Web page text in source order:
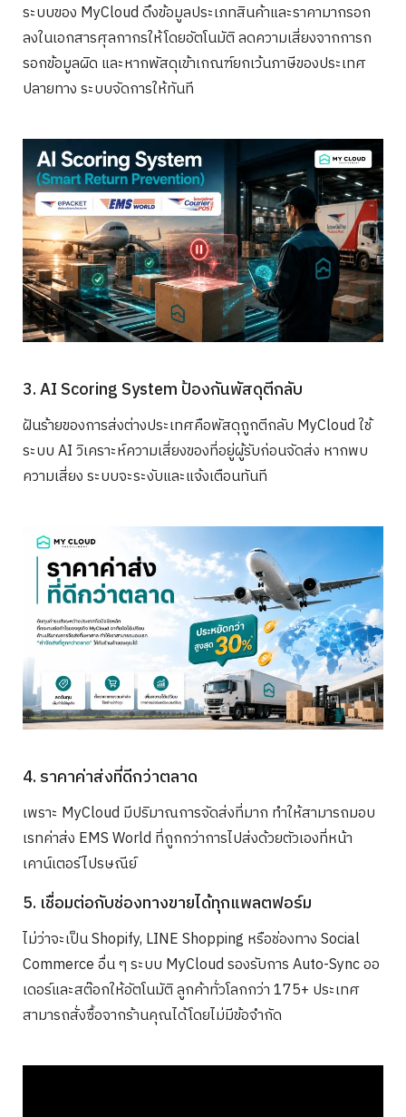
ระบบของ MyCloud ดึงข้อมูลประเภทสินค้าและราคามากรอก
ลงในเอกสารศุลกากรให้โดยอัตโนมัติ ลดความเสี่ยงจากการก
รอกข้อมูลผิด และหากพัสดุเข้าเกณฑ์ยกเว้นภาษีของประเทศ
ปลายทาง ระบบจัดการให้ทันที
3. AI Scoring System ป้องกันพัสดุตีกลับ
ฝันร้ายของการส่งต่างประเทศคือพัสดุถูกตีกลับ MyCloud ใช้
ระบบ AI วิเคราะห์ความเสี่ยงของที่อยู่ผู้รับก่อนจัดส่ง หากพบ
ความเสี่ยง ระบบจะระงับและแจ้งเตือนทันที
4. ราคาค่าส่งที่ดีกว่าตลาด
เพราะ MyCloud มีปริมาณการจัดส่งที่มาก ทำให้สามารถมอบ
เรทค่าส่ง EMS World ที่ถูกกว่าการไปส่งด้วยตัวเองที่หน้า
เคาน์เตอร์ไปรษณีย์
5. เชื่อมต่อกับช่องทางขายได้ทุกแพลตฟอร์ม
ไม่ว่าจะเป็น Shopify, LINE Shopping หรือช่องทาง Social
Commerce อื่น ๆ ระบบ MyCloud รองรับการ Auto-Sync ออ
เดอร์และสต๊อกให้อัตโนมัติ ลูกค้าทั่วโลกกว่า 175+ ประเทศ
สามารถสั่งซื้อจากร้านคุณได้โดยไม่มีข้อจำกัด